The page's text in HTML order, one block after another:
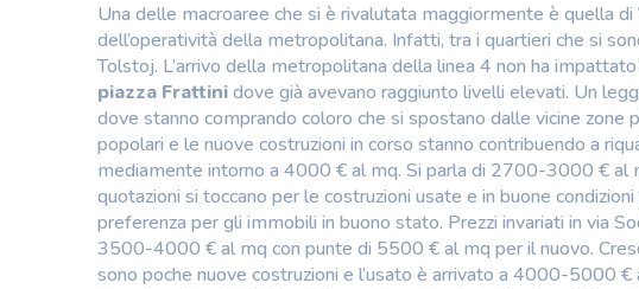
Una delle macroaree che si è rivalutata maggiormente è quella di
dell’operatività della metropolitana. Infatti, tra i quartieri che si
Tolstoj. L’arrivo della metropolitana della linea 4 non ha
piazza Frattinidove già avevano raggiunto livelli elevati. Un
dove stanno comprando coloro che si spostano dalle vicine zone
popolari e le nuove costruzioni in corso stanno contribuendo a
mediamente intorno a 4000 € al mq. Si parla di 2700-3000 € al
quotazioni si toccano per le costruzioni usate e in buone
preferenza per gli immobili in buono stato. Prezzi invariati in via
3500-4000 € al mq con punte di 5500 € al mq per il nuovo.
sono poche nuove costruzioni e l’usato è arrivato a 4000-5000